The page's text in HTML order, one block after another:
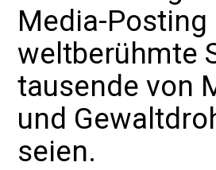
Media-
weltberühmte
tausende von
und
seien.